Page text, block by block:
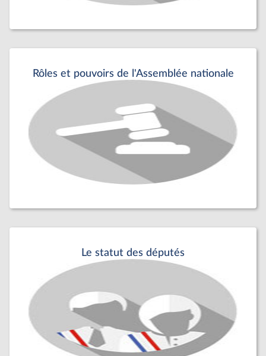
Rôles et pouvoirs de l'Assemblée nationale
Le statut des députés